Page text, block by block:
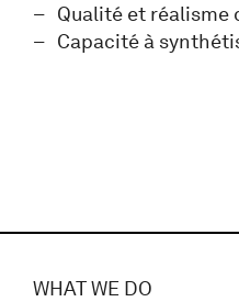
– Qualité et réalisme
– Capacité à
WHAT WE DO